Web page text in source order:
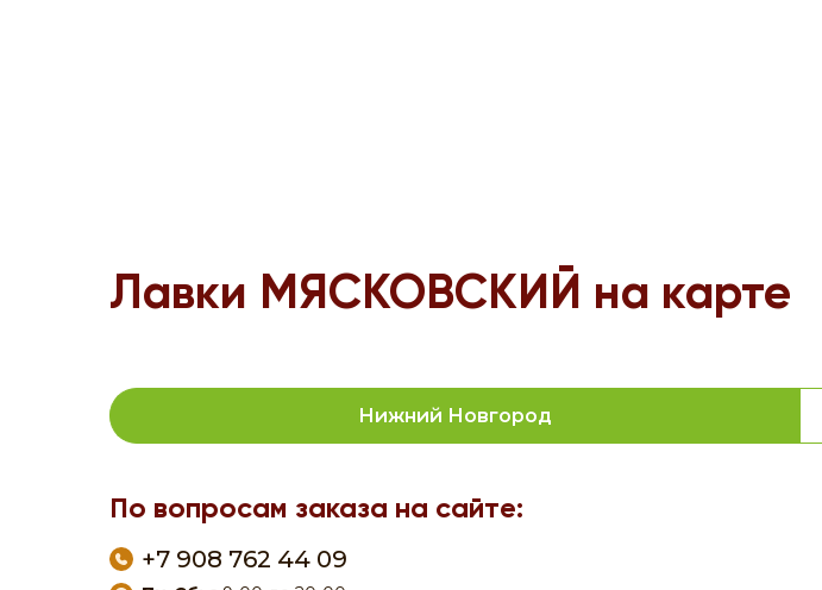
Лавки МЯСКОВСКИЙ на карте
Нижний Новгород
+7 908 762 44 09
По вопросам заказа на сайте: